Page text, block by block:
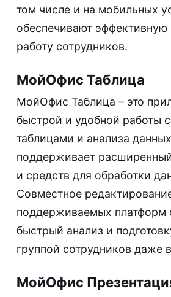
том числе и на мобильных
обеспечивают
работу сотрудников.
МойОфис Таблица
МойОфис Таблица – это
быстрой и удобной работы
таблицами и анализа
поддерживает
и средств для обработки
Совместное
поддерживаемых платформ
быстрый анализ и
группой сотрудников даже
МойОфис